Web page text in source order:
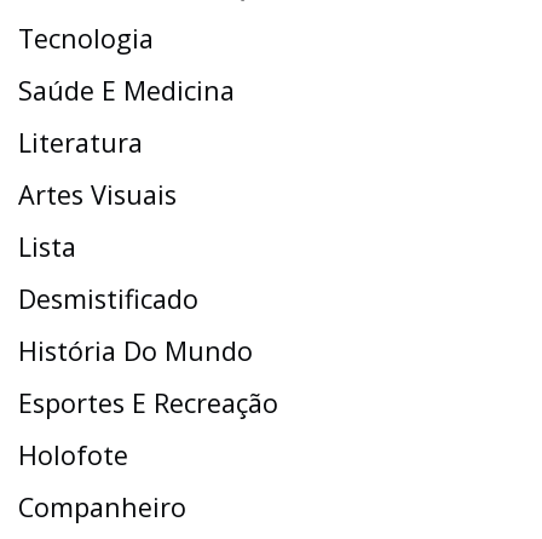
Tecnologia
Saúde E Medicina
Literatura
Artes Visuais
Lista
Desmistificado
História Do Mundo
Esportes E Recreação
Holofote
Companheiro